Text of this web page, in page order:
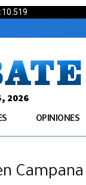
2026
OPINIONES